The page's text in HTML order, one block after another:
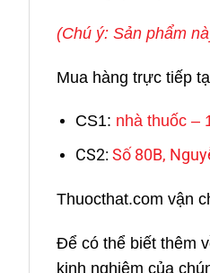
(Chú ý: Sản phẩm
Mua hàng trực tiếp
CS1: nhà thuốc –
CS2: Số 80B,
Thuocthat.com vận
Để có thể biết thêm
kinh nghiệm của